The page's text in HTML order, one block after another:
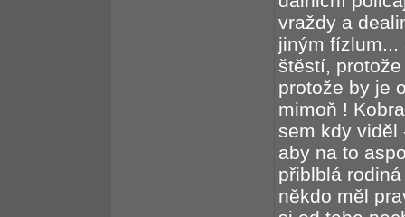
vraždy a
jiným fízlum...
štěstí,
protože by je
mimoň !
sem kdy viděl
aby na to
přiblblá
někdo měl